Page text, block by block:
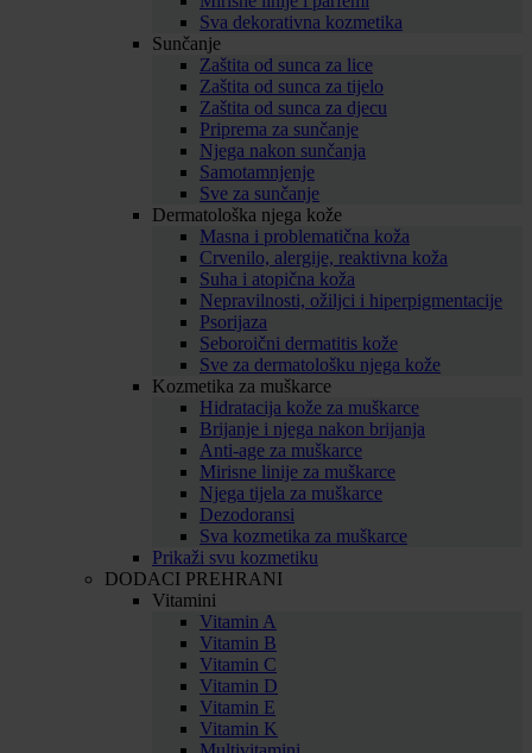
Sva dekorativna kozmetika
Sunčanje
Zaštita od sunca za lice
Zaštita od sunca za tijelo
Zaštita od sunca za djecu
Priprema za sunčanje
Njega nakon sunčanja
Samotamnjenje
Sve za sunčanje
Dermatološka njega kože
Masna i problematična koža
Crvenilo, alergije, reaktivna koža
Suha i atopična koža
Nepravilnosti, ožiljci i hiperpigmentacije
Psorijaza
Seboroični dermatitis kože
Sve za dermatološku njega kože
Kozmetika za muškarce
Hidratacija kože za muškarce
Brijanje i njega nakon brijanja
Anti-age za muškarce
Mirisne linije za muškarce
Njega tijela za muškarce
Dezodoransi
Sva kozmetika za muškarce
Prikaži svu kozmetiku
DODACI PREHRANI
Vitamini
Vitamin A
Vitamin B
Vitamin C
Vitamin D
Vitamin E
Vitamin K